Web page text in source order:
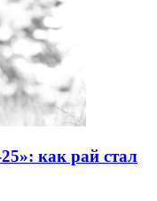
как рай стал